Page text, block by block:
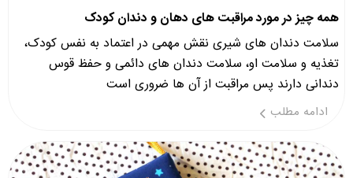
همه چیز در مورد مراقبت های دهان و دندان کودک
سلامت دندان های شیری نقش مهمی در اعتماد به نفس کودک،
تغذیه و سلامت او، سلامت دندان های دائمی و حفظ قوس
دندانی دارند پس مراقبت از آن ها ضروری است
ادامه مطلب